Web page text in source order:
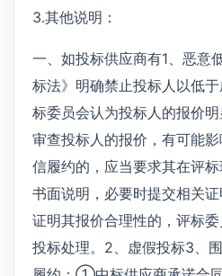
3.其他说明：
一、如投标供应商有1、恶
标法》明确禁止投标人以低
标委员会认为投标人的报价
审查投标人的报价，有可能
信履约的，应当要求其在评
书面说明，必要时提交相关
证明其报价合理性的，评标
投标处理。2、虚假投标3、